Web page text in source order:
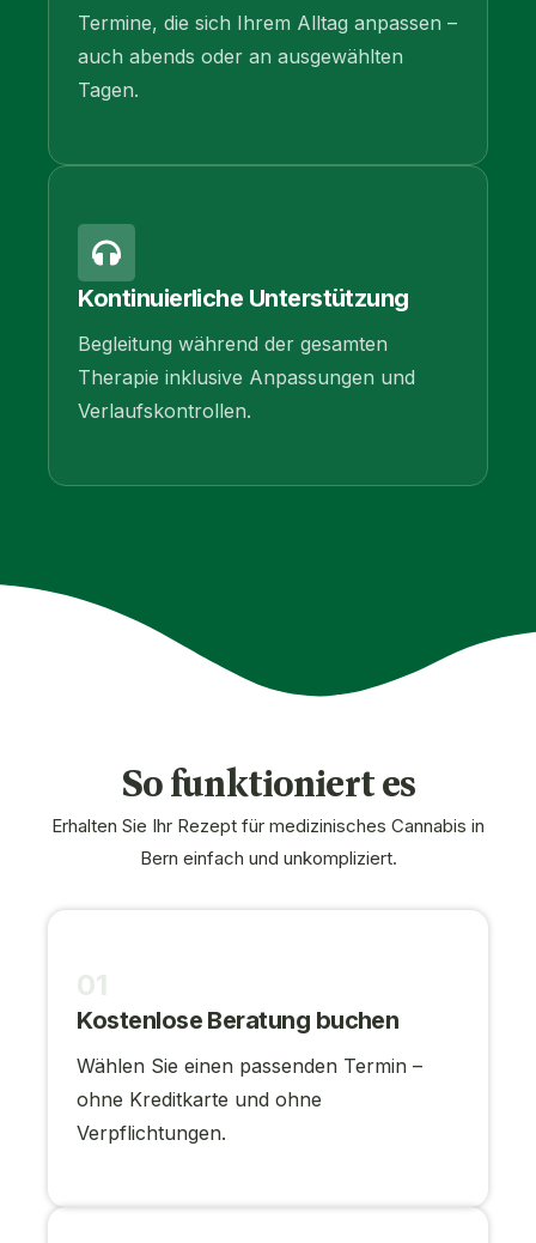
Termine, die sich Ihrem Alltag anpassen –
auch abends oder an ausgewählten
Tagen.
Kontinuierliche Unterstützung
Begleitung während der gesamten
Therapie inklusive Anpassungen und
Verlaufskontrollen.
So funktioniert es
Erhalten Sie Ihr Rezept für medizinisches Cannabis in
Bern einfach und unkompliziert.
01
Kostenlose Beratung buchen
Wählen Sie einen passenden Termin –
ohne Kreditkarte und ohne
Verpflichtungen.